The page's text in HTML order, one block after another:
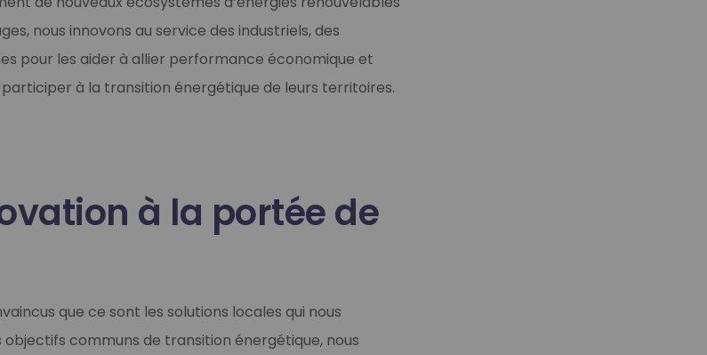
nous innovons au service des industriels, des
pour les aider à allier performance économique et
à la transition énergétique de leurs territoires.
à la portée de
que ce sont les solutions locales qui nous
communs de transition énergétique, nous